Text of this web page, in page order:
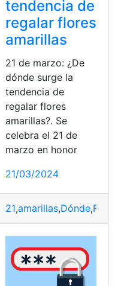
Tiendas,TuTi
tendencia de
regalar flores
amarillas
21 de marzo: ¿De
dónde surge la
tendencia de
regalar flores
amarillas?. Se
celebra el 21 de
marzo en honor
21/03/2024
21,amarillas,Dónde,